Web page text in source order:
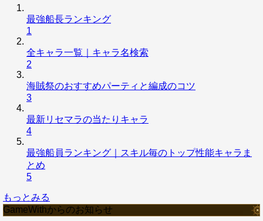
最強船長ランキング
1
全キャラ一覧｜キャラ名検索
2
海賊祭のおすすめパーティと編成のコツ
3
最新リセマラの当たりキャラ
4
最強船員ランキング｜スキル毎のトップ性能キャラま
とめ
5
もっとみる
GameWithからのお知らせ